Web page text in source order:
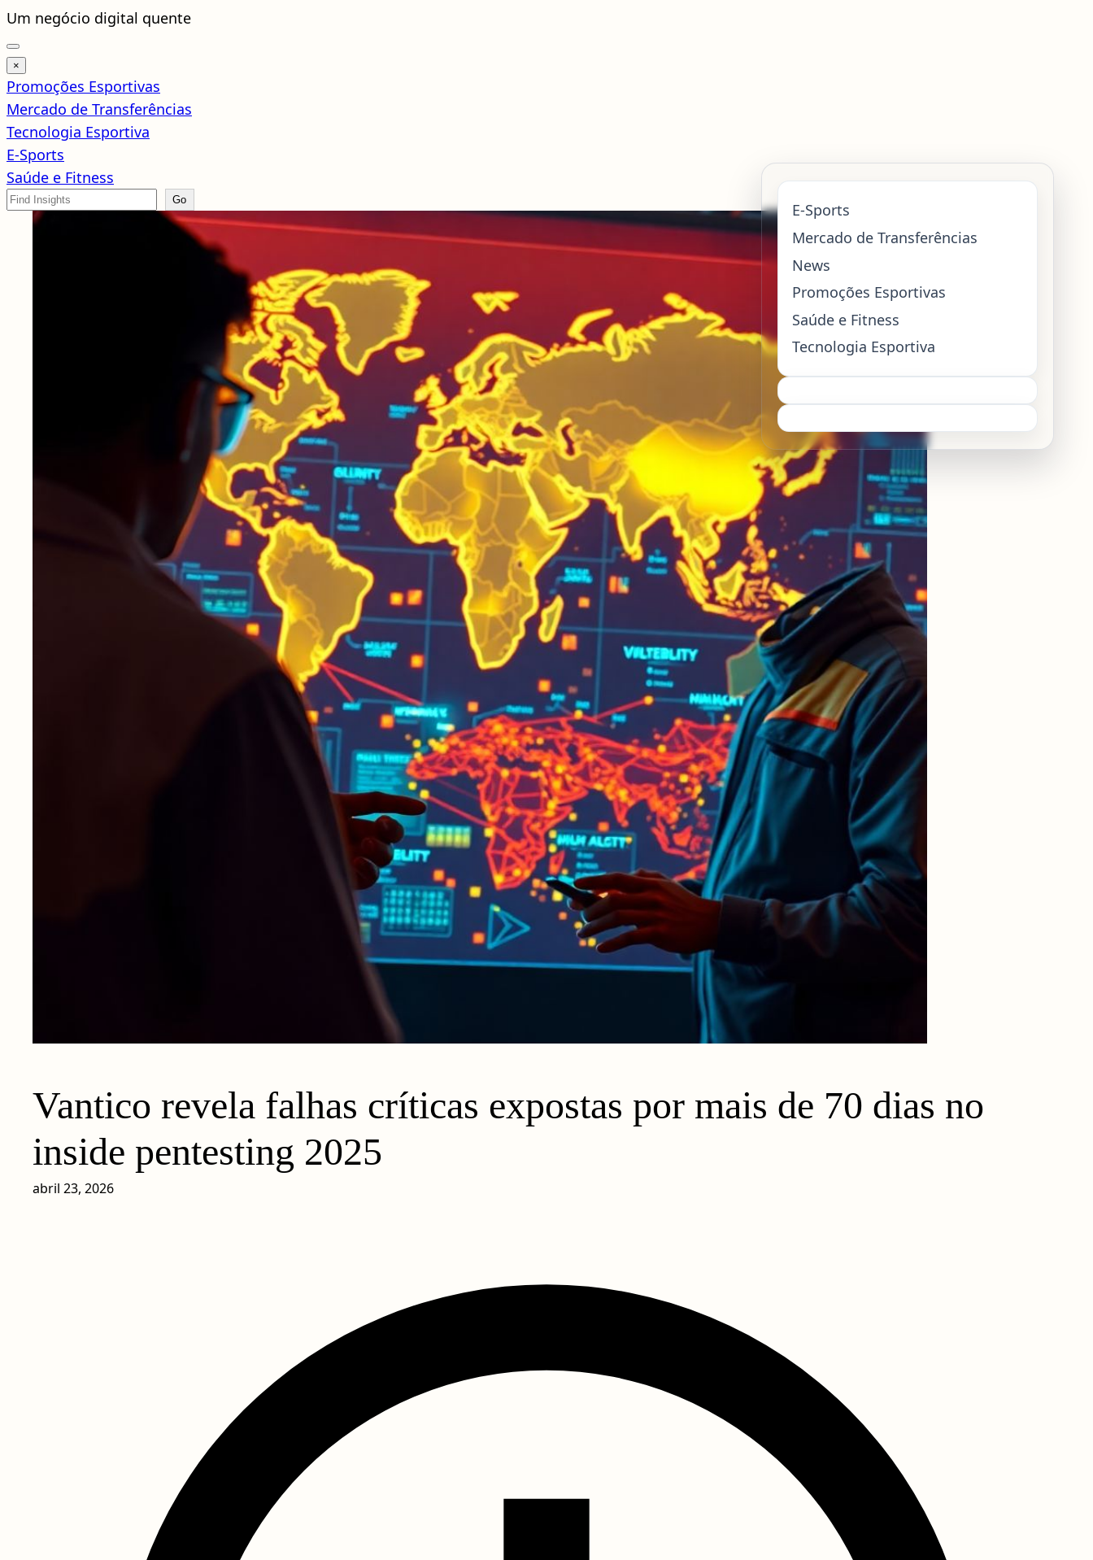
Pular
para
o
conteúdo
Um negócio digital quente
×
Promoções Esportivas
Mercado de Transferências
Tecnologia Esportiva
E-Sports
Saúde e Fitness
Search
Go
Vantico revela falhas críticas expostas por mais de 70 dias no
inside pentesting 2025
abril 23, 2026
E-Sports
Mercado de Transferências
News
Promoções Esportivas
Saúde e Fitness
Tecnologia Esportiva